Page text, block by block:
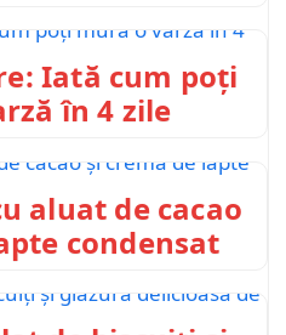
Iată cum poți
în 4 zile
aluat de cacao
condensat